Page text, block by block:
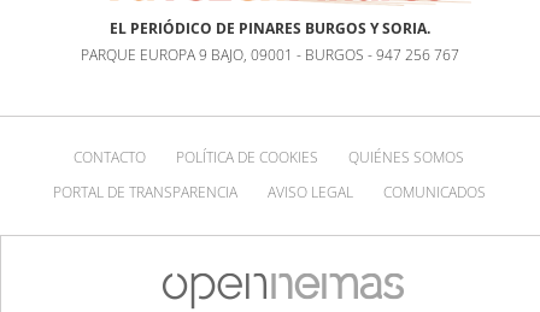
EL PERIÓDICO DE PINARES BURGOS Y SORIA.
PARQUE EUROPA 9 BAJO, 09001 - BURGOS - 947 256 767
CONTACTO POLÍTICA DE COOKIES
QUIÉNES SOMOS
PORTAL DE TRANSPARENCIA
AVISO LEGAL COMUNICADOS